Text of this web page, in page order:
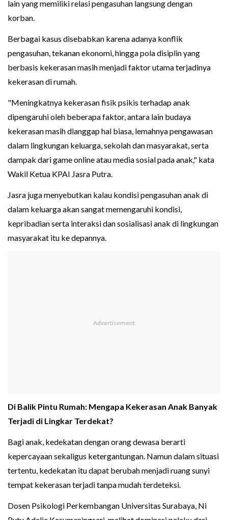
lain yang memiliki relasi pengasuhan langsung dengan
korban.
Berbagai kasus disebabkan karena adanya konflik
pengasuhan, tekanan ekonomi, hingga pola disiplin yang
berbasis kekerasan masih menjadi faktor utama terjadinya
kekerasan di rumah.
"Meningkatnya kekerasan fisik psikis terhadap anak
dipengaruhi oleh beberapa faktor, antara lain budaya
kekerasan masih dianggap hal biasa, lemahnya pengawasan
dalam lingkungan keluarga, sekolah dan masyarakat, serta
dampak dari game online atau media sosial pada anak," kata
Wakil Ketua KPAI Jasra Putra.
Jasra juga menyebutkan kalau kondisi pengasuhan anak di
dalam keluarga akan sangat memengaruhi kondisi,
kepribadian serta interaksi dan sosialisasi anak di lingkungan
masyarakat itu ke depannya.
Di Balik Pintu Rumah: Mengapa Kekerasan Anak Banyak
Terjadi di Lingkar Terdekat?
Bagi anak, kedekatan dengan orang dewasa berarti
kepercayaan sekaligus ketergantungan. Namun dalam situasi
tertentu, kedekatan itu dapat berubah menjadi ruang sunyi
tempat kekerasan terjadi tanpa mudah terdeteksi.
Dosen Psikologi Perkembangan Universitas Surabaya, Ni